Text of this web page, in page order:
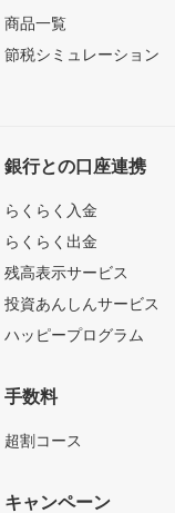
商品一覧
節税シミュレーション
銀行との口座連携
らくらく入金
らくらく出金
残高表示サービス
投資あんしんサービス
ハッピープログラム
手数料
超割コース
キャンペーン